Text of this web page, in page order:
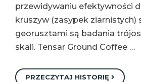
przewidywaniu efektywności
kruszyw (zasypek ziarnistych)
georusztami są badania
skali. Tensar Ground Coffee …
PRZECZYTAJ HISTORIĘ